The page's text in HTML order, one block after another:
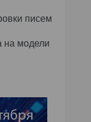
писем
на модели